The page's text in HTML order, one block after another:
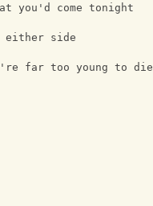
you'd come tonight
either side
far too young to die